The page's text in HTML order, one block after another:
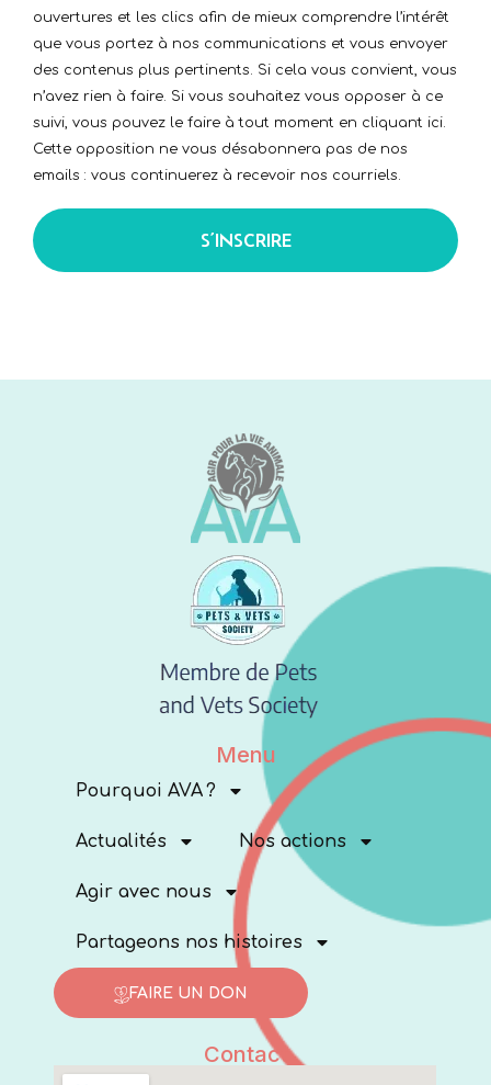
ouvertures et les clics afin de mieux comprendre l’intérêt
que vous portez à nos communications et vous envoyer
des contenus plus pertinents. Si cela vous convient, vous
n’avez rien à faire. Si vous souhaitez vous opposer à ce
suivi, vous pouvez le faire à tout moment en cliquant ici.
Cette opposition ne vous désabonnera pas de nos
emails : vous continuerez à recevoir nos courriels.
S’INSCRIRE
Menu
Pourquoi AVA ?
Actualités Nos actions
Agir avec nous
Partageons nos histoires
FAIRE UN DON
Contact